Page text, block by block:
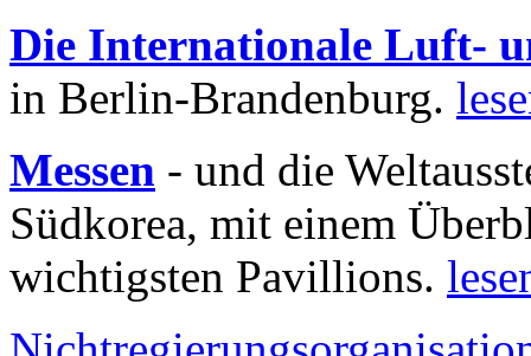
Die Internationale Luft-
in Berlin-Brandenburg.
Messen - und die
Südkorea, mit einem
wichtigsten Pavillions.